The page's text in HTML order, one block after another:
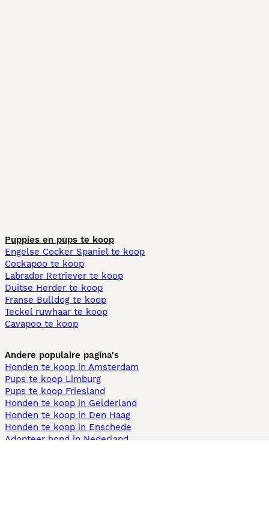
Puppies en pups te koop
Engelse Cocker Spaniel te koop
Cockapoo te koop
Labrador Retriever te koop
Duitse Herder te koop
Franse Bulldog te koop
Teckel ruwhaar te koop
Cavapoo te koop
Andere populaire pagina's
Honden te koop in Amsterdam
Pups te koop Limburg​
Pups te koop Friesland​
Honden te koop in Gelderland
Honden te koop in Den Haag
Honden te koop in Enschede
Adopteer hond in Nederland